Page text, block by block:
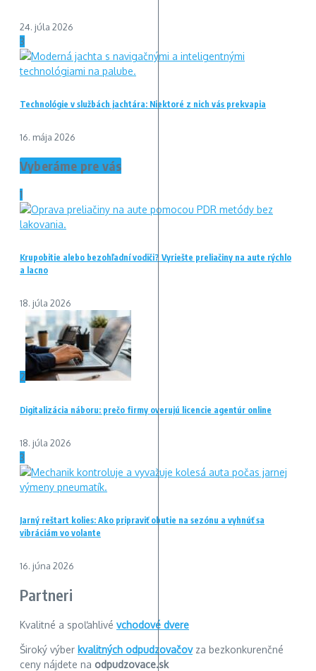
24. júla 2026
3
Technológie v službách jachtára: Niektoré z nich vás prekvapia
16. mája 2026
Vyberáme pre vás
1
Krupobitie alebo bezohľadní vodiči? Vyriešte preliačiny na aute rýchlo
a lacno
18. júla 2026
2
Digitalizácia náboru: prečo firmy overujú licencie agentúr online
18. júla 2026
3
Jarný reštart kolies: Ako pripraviť obutie na sezónu a vyhnúť sa
vibráciám vo volante
16. júna 2026
Partneri
Kvalitné a spoľahlivé vchodové dvere
Široký výber kvalitných odpudzovačovza bezkonkurenčné
ceny nájdete na odpudzovace.sk